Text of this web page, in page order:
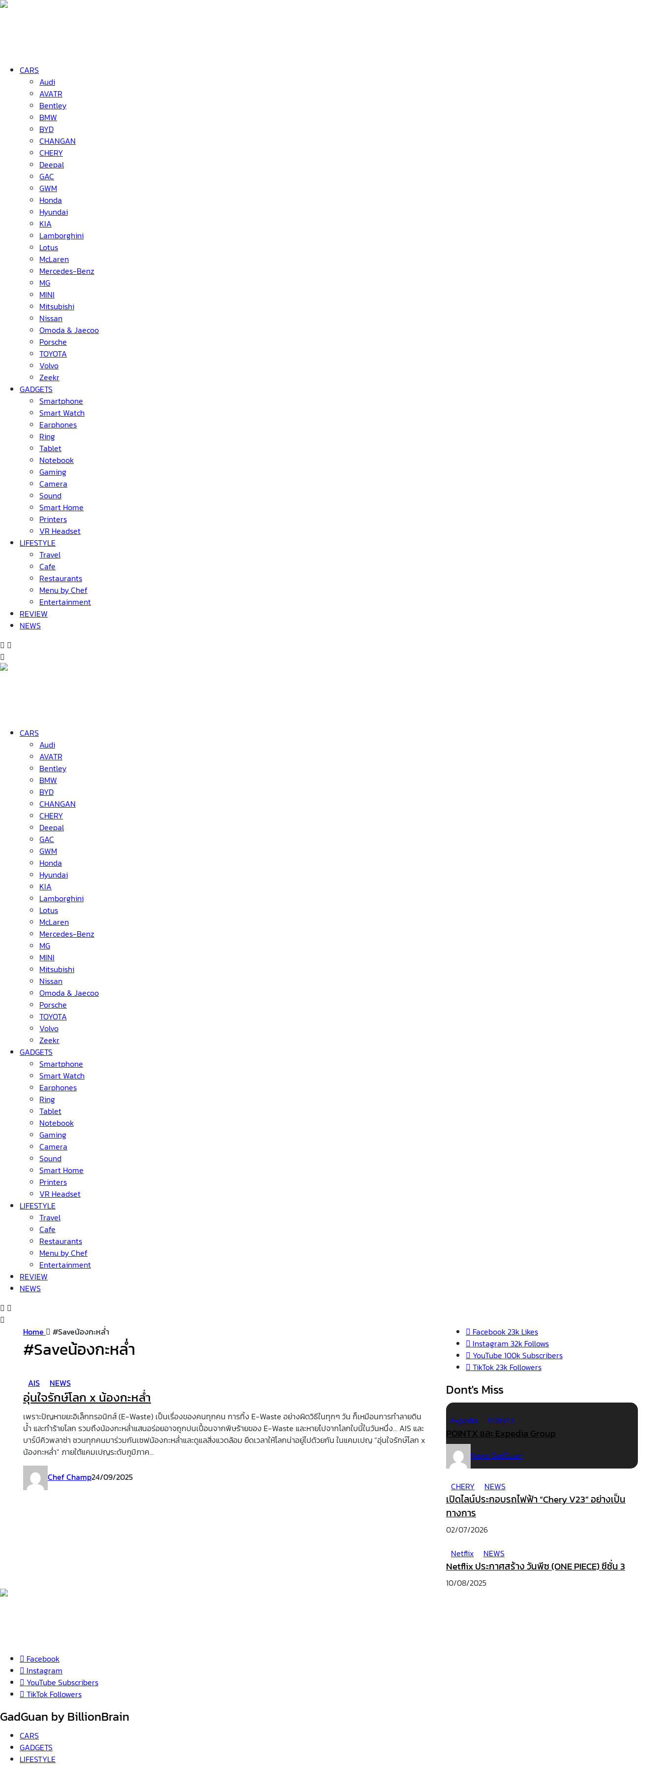
CARS
Audi
AVATR
Bentley
BMW
BYD
CHANGAN
CHERY
Deepal
GAC
GWM
Honda
Hyundai
KIA
Lamborghini
Lotus
McLaren
Mercedes-Benz
MG
MINI
Mitsubishi
Nissan
Omoda & Jaecoo
Porsche
TOYOTA
Volvo
Zeekr
GADGETS
Smartphone
Smart Watch
Earphones
Ring
Tablet
Notebook
Gaming
Camera
Sound
Smart Home
Printers
VR Headset
LIFESTYLE
Travel
Cafe
Restaurants
Menu by Chef
Entertainment
REVIEW
NEWS
CARS
Audi
AVATR
Bentley
BMW
BYD
CHANGAN
CHERY
Deepal
GAC
GWM
Honda
Hyundai
KIA
Lamborghini
Lotus
McLaren
Mercedes-Benz
MG
MINI
Mitsubishi
Nissan
Omoda & Jaecoo
Porsche
TOYOTA
Volvo
Zeekr
GADGETS
Smartphone
Smart Watch
Earphones
Ring
Tablet
Notebook
Gaming
Camera
Sound
Smart Home
Printers
VR Headset
LIFESTYLE
Travel
Cafe
Restaurants
Menu by Chef
Entertainment
REVIEW
NEWS
Home #Saveน้องกะหล่ำ
#Saveน้องกะหล่ำ
AIS NEWS
อุ่นใจรักษ์โลก x น้องกะหล่ำ
เพราะปัญหาขยะอิเล็กทรอนิกส์ (E-Waste) เป็นเรื่องของคนทุกคน การทิ้ง E-Waste อย่างผิดวิธีในทุกๆ วัน ก็เหมือนการทำลายดิน
น้ำ และทำร้ายโลก รวมถึงน้องกะหล่ำแสนอร่อยอาจถูกปนเปื้อนจากพิษร้ายของ E-Waste และหายไปจากโลกใบนี้ในวันหนึ่ง… AIS และ
บาร์บีคิวพลาซ่า ชวนทุกคนมาร่วมกันเซฟน้องกะหล่ำและดูแลสิ่งแวดล้อม ยืดเวลาให้โลกน่าอยู่ไปด้วยกัน ในแคมเปญ “อุ่นใจรักษ์โลก x
น้องกะหล่ำ” ภายใต้แคมเปญระดับภูมิภาค...
Chef Champ24/09/2025
Facebook23k Likes
Instagram 32k Follows
YouTube 100kSubscribers
TikTok23k Followers
Dont's Miss
Expedia POINTX
POINTX และ Expedia Group
News GadGuan
CHERY NEWS
เปิดไลน์ประกอบรถไฟฟ้า “Chery V23” อย่างเป็น
ทางการ
02/07/2026
Netflix
NEWS
Netflix ประกาศสร้าง วันพีซ (ONE PIECE) ซีซั่น 3
10/08/2025
Facebook
Instagram
YouTube Subscribers
TikTok Followers
GadGuan by BillionBrain
CARS
GADGETS
LIFESTYLE